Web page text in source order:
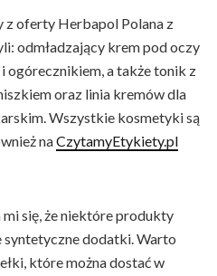
z oferty Herbapol Polana z
odmładzający krem pod oczy
ogórecznikiem, a także tonik z
oraz linia kremów dla
Wszystkie kosmetyki są
naCzytamyEtykiety.pl
się, że niektóre produkty
dodatki. Warto
które można dostać w